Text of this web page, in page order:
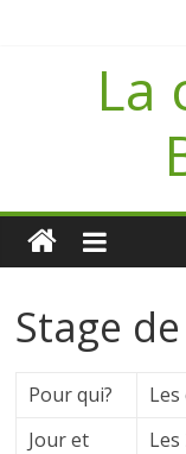
La
Stage
Pour qui?
Jour et
Les